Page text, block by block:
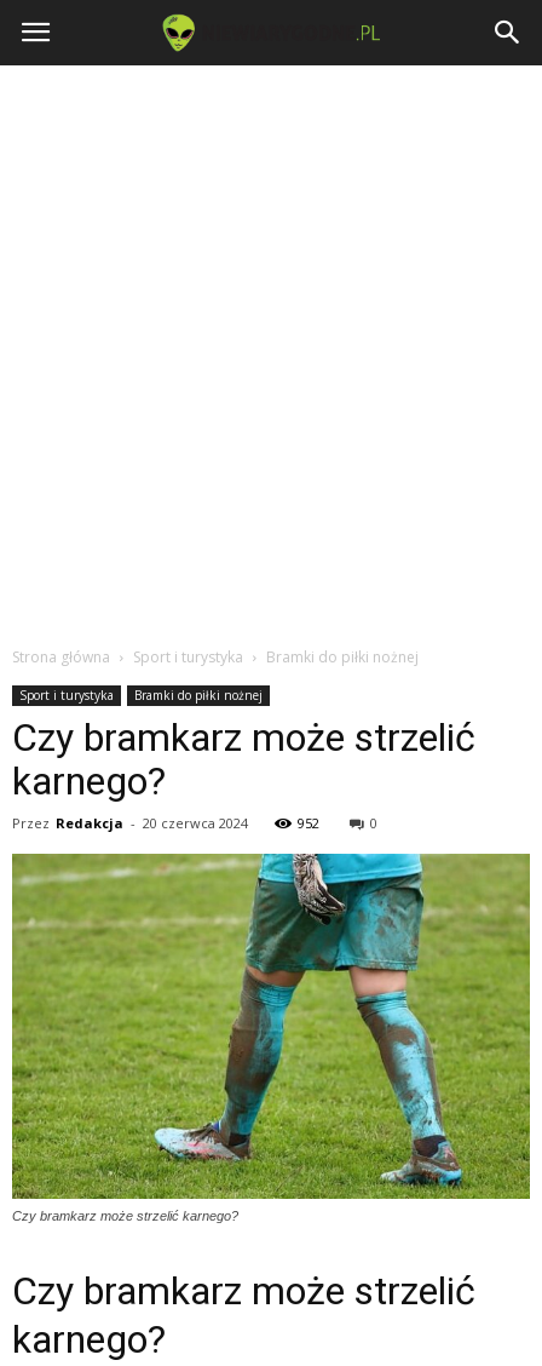
Niewiarygodne.pl
Strona główna Sport i turystyka Bramki do piłki nożnej
Sport i turystyka Bramki do piłki nożnej
Czy bramkarz może strzelić
karnego?
Przez Redakcja - 20 czerwca 2024 952 0
Czy bramkarz może strzelić karnego?
Czy bramkarz może strzelić
karnego?